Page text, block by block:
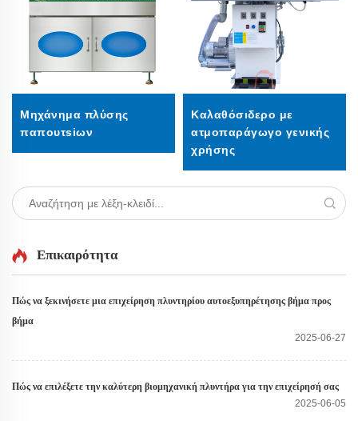
Μηχάνημα πλύσης
παπουτsiων
Καλαθόσιδερο με
ατμοπαράγωγο γενικής
χρήσης
Επικαιρότητα
Πώς να ξεκινήσετε μια επιχείρηση πλυντηρίου αυτοεξυπηρέτησης βήμα προς
βήμα
2025-06-27
Πώς να επιλέξετε την καλύτερη βιομηχανική πλυντήρα για την επιχείρησή σας
2025-06-05